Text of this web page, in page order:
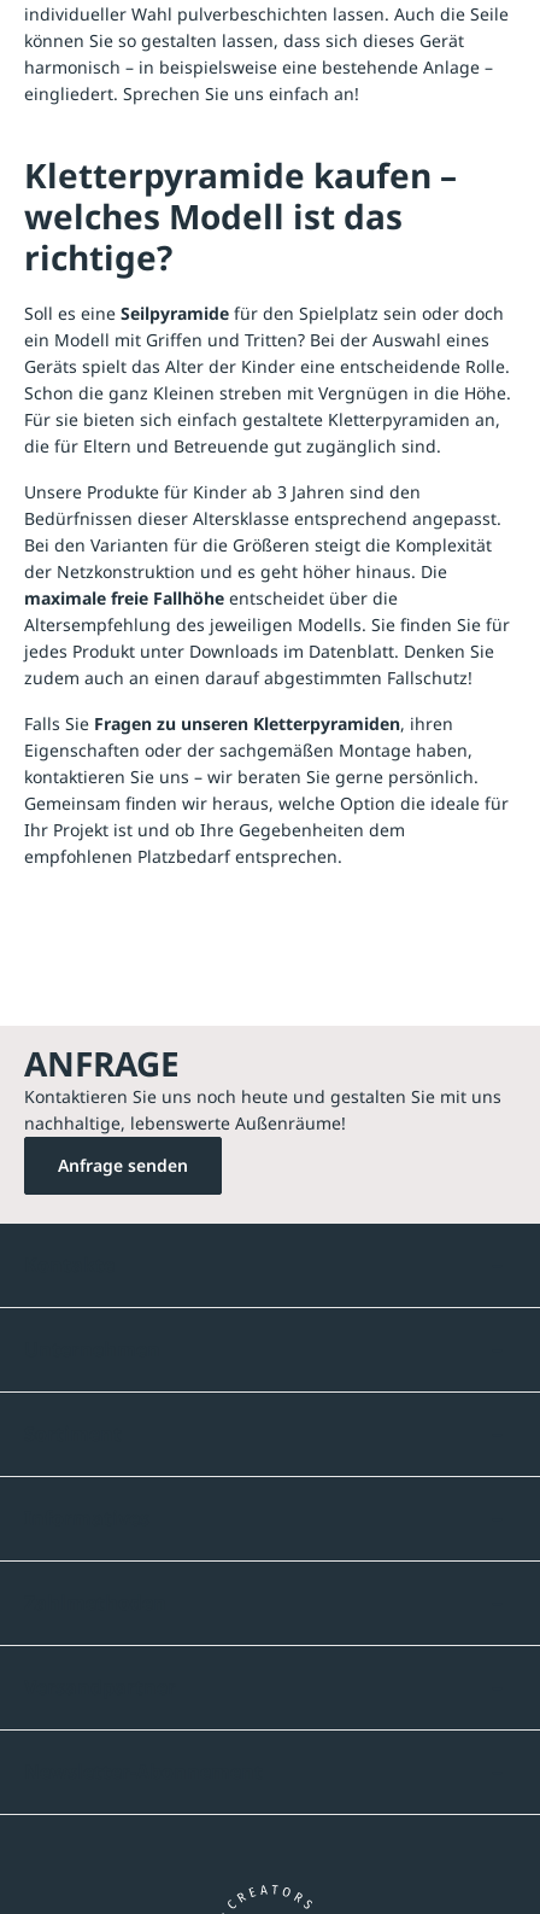
individueller Wahl pulverbeschichten lassen. Auch die Seile
können Sie so gestalten lassen, dass sich dieses Gerät
harmonisch – in beispielsweise eine bestehende Anlage –
eingliedert. Sprechen Sie uns einfach an!
Kletterpyramide kaufen –
welches Modell ist das
richtige?
Soll es eine Seilpyramide für den Spielplatz sein oder doch
ein Modell mit Griffen und Tritten? Bei der Auswahl eines
Geräts spielt das Alter der Kinder eine entscheidende Rolle.
Schon die ganz Kleinen streben mit Vergnügen in die Höhe.
Für sie bieten sich einfach gestaltete Kletterpyramiden an,
die für Eltern und Betreuende gut zugänglich sind.
Unsere Produkte für Kinder ab 3 Jahren sind den
Bedürfnissen dieser Altersklasse entsprechend angepasst.
Bei den Varianten für die Größeren steigt die Komplexität
der Netzkonstruktion und es geht höher hinaus. Die
maximale freie Fallhöhe entscheidet über die
Altersempfehlung des jeweiligen Modells. Sie finden Sie für
jedes Produkt unter Downloads im Datenblatt. Denken Sie
zudem auch an einen darauf abgestimmten Fallschutz!
Falls Sie Fragen zu unseren Kletterpyramiden, ihren
Eigenschaften oder der sachgemäßen Montage haben,
kontaktieren Sie uns – wir beraten Sie gerne persönlich.
Gemeinsam finden wir heraus, welche Option die ideale für
Ihr Projekt ist und ob Ihre Gegebenheiten dem
empfohlenen Platzbedarf entsprechen.
ANFRAGE
Kontaktieren Sie uns noch heute und gestalten Sie mit uns
nachhaltige, lebenswerte Außenräume!
Anfrage senden